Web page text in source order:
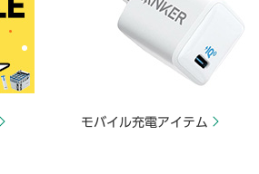
モバイル充電アイテム